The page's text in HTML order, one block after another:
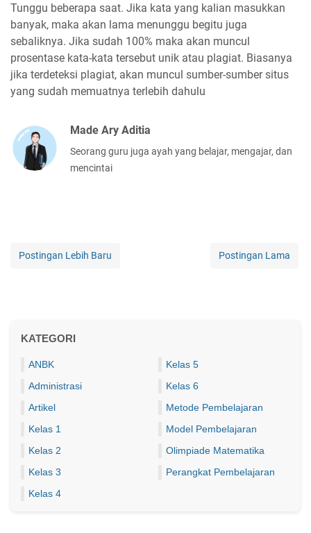
Tunggu beberapa saat. Jika kata yang kalian masukkan
banyak, maka akan lama menunggu begitu juga
sebaliknya. Jika sudah 100% maka akan muncul
prosentase kata-kata tersebut unik atau plagiat. Biasanya
jika terdeteksi plagiat, akan muncul sumber-sumber situs
yang sudah memuatnya terlebih dahulu
Made Ary Aditia
Seorang guru juga ayah yang belajar, mengajar, dan
mencintai
Postingan Lebih Baru Postingan Lama
KATEGORI
ANBK
Administrasi
Artikel
Kelas 1
Kelas 2
Kelas 3
Kelas 4
Kelas 5
Kelas 6
Metode Pembelajaran
Model Pembelajaran
Olimpiade Matematika
Perangkat Pembelajaran